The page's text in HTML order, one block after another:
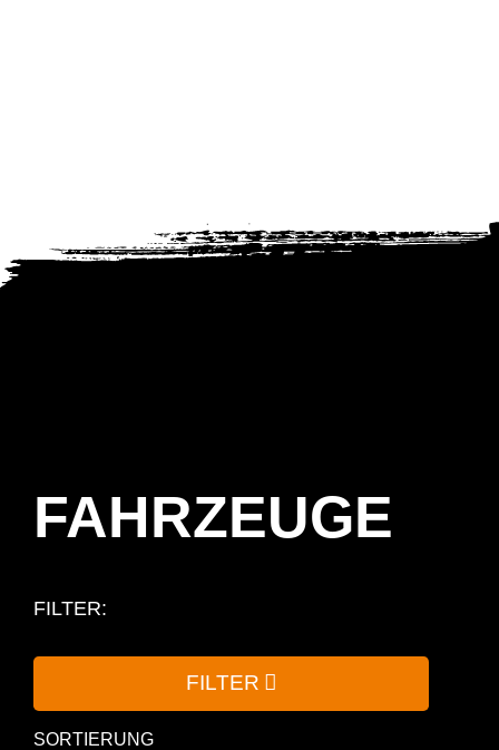
FAHRZEUGE
FILTER:
FILTER
SORTIERUNG